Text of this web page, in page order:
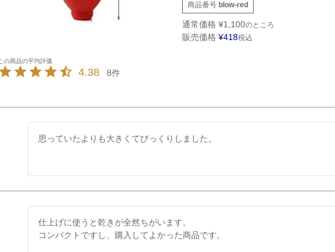
商品番号 blow-red
通常価格 ¥1,100のところ
販売価格 ¥418税込
4.38 8
思っていたよりも大きくてびっくりしました。
仕上げに使うと乾きが全然ちがいます。
コンパクトですし、購入してよかった商品です。